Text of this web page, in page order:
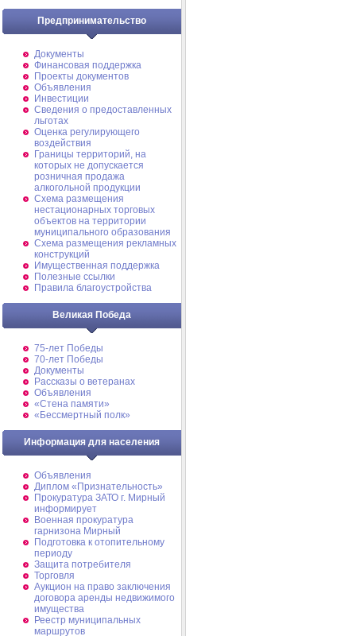
Предпринимательство
Документы
Финансовая поддержка
Проекты документов
Объявления
Инвестиции
Сведения о предоставленных
льготах
Оценка регулирующего
воздействия
Границы территорий, на
которых не допускается
розничная продажа
алкогольной продукции
Схема размещения
нестационарных торговых
объектов на территории
муниципального образования
Схема размещения рекламных
конструкций
Имущественная поддержка
Полезные ссылки
Правила благоустройства
Великая Победа
75-лет Победы
70-лет Победы
Документы
Рассказы о ветеранах
Объявления
«Стена памяти»
«Бессмертный полк»
Информация для населения
Объявления
Диплом «Признательность»
Прокуратура ЗАТО г. Мирный
информирует
Военная прокуратура
гарнизона Мирный
Подготовка к отопительному
периоду
Защита потребителя
Торговля
Аукцион на право заключения
договора аренды недвижимого
имущества
Реестр муниципальных
маршрутов